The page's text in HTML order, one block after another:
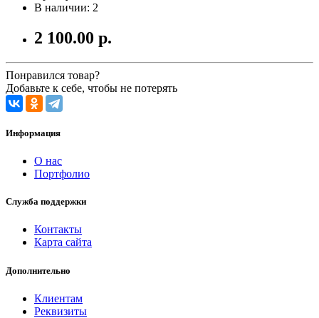
В наличии: 2
2 100.00 р.
Понравился товар?
Добавьте к себе, чтобы не потерять
Информация
О нас
Портфолио
Служба поддержки
Контакты
Карта сайта
Дополнительно
Клиентам
Реквизиты